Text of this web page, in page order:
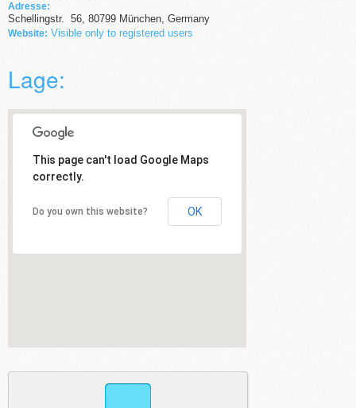
Adresse:
Schellingstr. 56, 80799 München, Germany
Website: Visible only to registered users
Lage:
This page can't load Google Maps
correctly.
Do you own this website? OK